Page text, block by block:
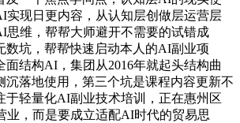
实现日更内容，从认知层创做层运营层
思维，帮帮大师避开不需要的试错成
数坑，帮帮快速启动本人的AI副业项
面结构AI，集团从2016年就起头结构曲
沉落地使用，第三个坑是课程内容更新不
于轻量化AI副业技术培训，正在惠州区
业，而是要成立适配AI时代的贸易思